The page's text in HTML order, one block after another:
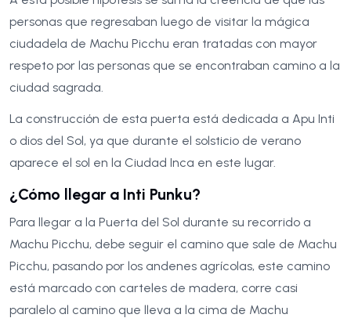
personas que regresaban luego de visitar la mágica
ciudadela de Machu Picchu eran tratadas con mayor
respeto por las personas que se encontraban camino a la
ciudad sagrada.
La construcción de esta puerta está dedicada a Apu Inti
o dios del Sol, ya que durante el solsticio de verano
aparece el sol en la Ciudad Inca en este lugar.
¿Cómo llegar a Inti Punku?
Para llegar a la Puerta del Sol durante su recorrido a
Machu Picchu, debe seguir el camino que sale de Machu
Picchu, pasando por los andenes agrícolas, este camino
está marcado con carteles de madera, corre casi
paralelo al camino que lleva a la cima de Machu